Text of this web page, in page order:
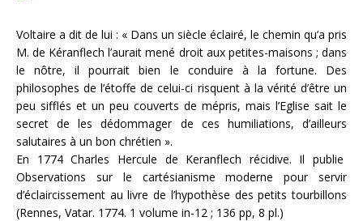
Voltaire a dit de lui : « Dans un siècle éclairé, le chemin qu’a pris
M. de Kéranflech l’aurait mené droit aux petites-maisons ; dans
le nôtre, il pourrait bien le conduire à la fortune. Des
philosophes de l’étoffe de celui-ci risquent à la vérité d’être un
peu sifflés et un peu couverts de mépris, mais l’Eglise sait le
secret de les dédommager de ces humiliations, d’ailleurs
salutaires à un bon chrétien ».
En 1774 Charles Hercule de Keranflech récidive. Il publie
Observations sur le cartésianisme moderne pour servir
d’éclaircissement au livre de l’hypothèse des petits tourbillons
(Rennes, Vatar. 1774. 1 volume in-12 ; 136 pp, 8 pl.)